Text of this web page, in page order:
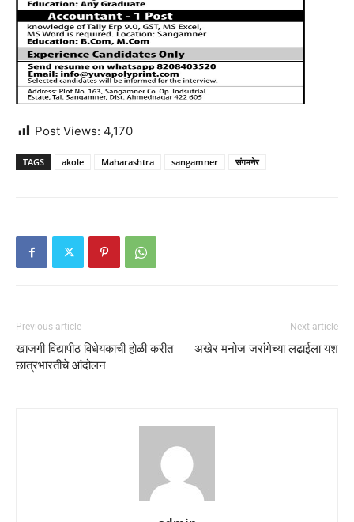
Post Views: 4,170
TAGS akole Maharashtra sangamner संगमनेर
Previous article
खाजगी विद्यापीठ विधेयकाची होळी करीत
छात्रभारतीचे आंदोलन
Next article
अखेर मनोज जरांगेच्या लढाईला यश